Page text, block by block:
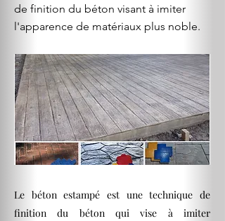
de finition du béton visant à imiter
l'apparence de matériaux plus noble.
Le béton estampé est une technique de
finition du béton qui vise à imiter